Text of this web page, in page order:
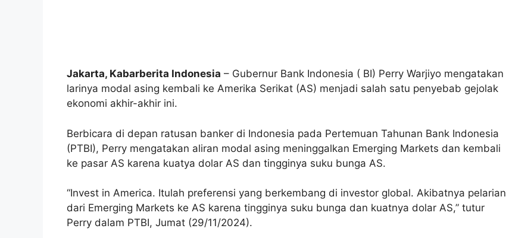
Jakarta, Kabarberita Indonesia – Gubernur Bank Indonesia ( BI) Perry Warjiyo mengatakan
larinya modal asing kembali ke Amerika Serikat (AS) menjadi salah satu penyebab gejolak
ekonomi akhir-akhir ini.
Berbicara di depan ratusan banker di Indonesia pada Pertemuan Tahunan Bank Indonesia
(PTBI), Perry mengatakan aliran modal asing meninggalkan Emerging Markets dan kembali
ke pasar AS karena kuatya dolar AS dan tingginya suku bunga AS.
“Invest in America. Itulah preferensi yang berkembang di investor global. Akibatnya pelarian
dari Emerging Markets ke AS karena tingginya suku bunga dan kuatnya dolar AS,” tutur
Perry dalam PTBI, Jumat (29/11/2024).